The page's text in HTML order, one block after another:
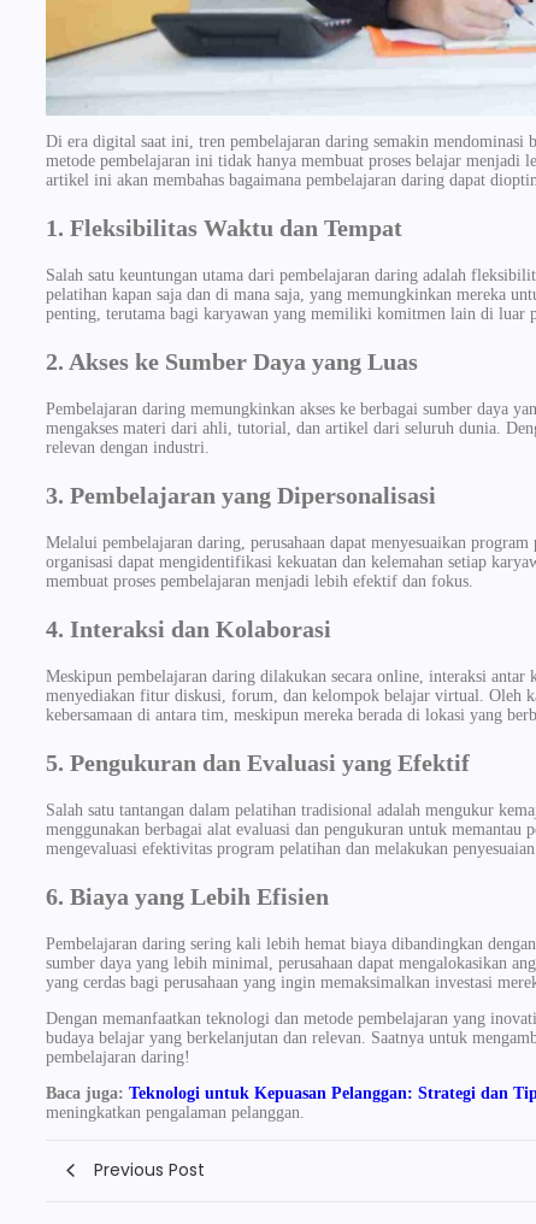
Di era digital saat ini, tren pembelajaran daring semakin mendominasi
metode pembelajaran ini tidak hanya membuat proses belajar
artikel ini akan membahas bagaimana pembelajaran daring dapat
1. Fleksibilitas Waktu dan Tempat
Salah satu keuntungan utama dari pembelajaran daring adalah
pelatihan kapan saja dan di mana saja, yang memungkinkan mereka
penting, terutama bagi karyawan yang memiliki komitmen lain di luar
2. Akses ke Sumber Daya yang Luas
Pembelajaran daring memungkinkan akses ke berbagai sumber daya
mengakses materi dari ahli, tutorial, dan artikel dari seluruh dunia.
relevan dengan industri.
3. Pembelajaran yang Dipersonalisasi
Melalui pembelajaran daring, perusahaan dapat menyesuaikan
organisasi dapat mengidentifikasi kekuatan dan kelemahan setiap
membuat proses pembelajaran menjadi lebih efektif dan fokus.
4. Interaksi dan Kolaborasi
Meskipun pembelajaran daring dilakukan secara online, interaksi
menyediakan fitur diskusi, forum, dan kelompok belajar virtual. Oleh
kebersamaan di antara tim, meskipun mereka berada di lokasi yang
5. Pengukuran dan Evaluasi yang Efektif
Salah satu tantangan dalam pelatihan tradisional adalah mengukur
menggunakan berbagai alat evaluasi dan pengukuran untuk
mengevaluasi efektivitas program pelatihan dan melakukan
6. Biaya yang Lebih Efisien
Pembelajaran daring sering kali lebih hemat biaya dibandingkan
sumber daya yang lebih minimal, perusahaan dapat mengalokasikan
yang cerdas bagi perusahaan yang ingin memaksimalkan investasi
Dengan memanfaatkan teknologi dan metode pembelajaran yang
budaya belajar yang berkelanjutan dan relevan. Saatnya untuk
pembelajaran daring!
Baca juga: Teknologi untuk Kepuasan Pelanggan: Strategi dan
meningkatkan pengalaman pelanggan.
Previous Post